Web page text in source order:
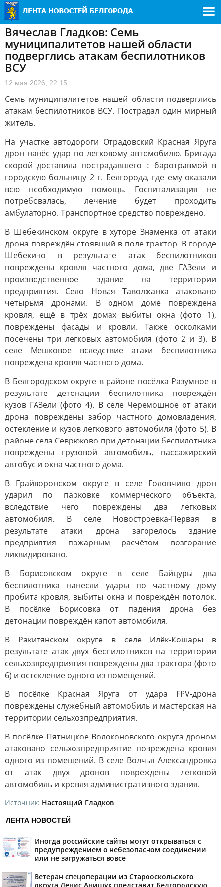
Вячеслав Гладков: Семь
муниципалитетов нашей области
подверглись атакам беспилотников
ВСУ
12 мая 2026, 22:15
Семь муниципалитетов нашей области подверглись
атакам беспилотников ВСУ. Пострадал один мирный
житель.
На участке автодороги Отрадовский Красная Яруга
дрон нанёс удар по легковому автомобилю. Бригада
скорой доставила пострадавшего с баротравмой в
городскую больницу 2 г. Белгорода, где ему оказали
всю необходимую помощь. Госпитализация не
потребовалась, лечение будет проходить
амбулаторно. Транспортное средство повреждено.
В Шебекинском округе в хуторе Знаменка от атаки
дрона повреждён стоявший в поле трактор. В городе
Шебекино в результате атак беспилотников
повреждены кровля частного дома, две ГАЗели и
производственное здание на территории
предприятия. Село Новая Таволжанка атаковано
четырьмя дронами. В одном доме повреждена
кровля, ещё в трёх домах выбиты окна (фото 1),
повреждены фасады и кровли. Также осколками
посечены три легковых автомобиля (фото 2 и 3). В
селе Мешковое вследствие атаки беспилотника
повреждена кровля частного дома.
В Белгородском округе в районе посёлка Разумное в
результате детонации беспилотника повреждён
кузов ГАЗели (фото 4). В селе Черемошное от атаки
дрона повреждены забор частного домовладения,
остекление и кузов легкового автомобиля (фото 5). В
районе села Севрюково при детонации беспилотника
повреждены грузовой автомобиль, пассажирский
автобус и окна частного дома.
В Грайворонском округе в селе Головчино дрон
ударил по парковке коммерческого объекта,
вследствие чего повреждены два легковых
автомобиля. В селе Новостроевка-Первая в
результате атаки дрона загорелось здание
предприятия пожарным расчётом возгорание
ликвидировано.
В Борисовском округе в селе Байцуры два
беспилотника нанесли удары по частному дому
пробита кровля, выбиты окна и повреждён потолок.
В посёлке Борисовка от падения дрона без
детонации повреждён капот автомобиля.
В Ракитянском округе в селе Илёк-Кошары в
результате атак двух беспилотников на территории
сельхозпредприятия повреждены два трактора (фото
6) и остекление одного из помещений.
В посёлке Красная Яруга от удара FPV-дрона
повреждены служебный автомобиль и мастерская на
территории сельхозпредприятия.
В посёлке Пятницкое Волоконовского округа дроном
атаковано сельхозпредприятие повреждена кровля
одного из помещений. В селе Волчья Александровка
от атак двух дронов повреждены легковой
автомобиль и кровля административного здания.
Источник: Настоящий Гладков
ЛЕНТА НОВОСТЕЙ
Иногда российские сайты могут открываться с
предупреждением о небезопасном соединении
или не загружаться вовсе
Ветеран спецоперации из Старооскольского
округа Денис Анищук представит Белгородскую